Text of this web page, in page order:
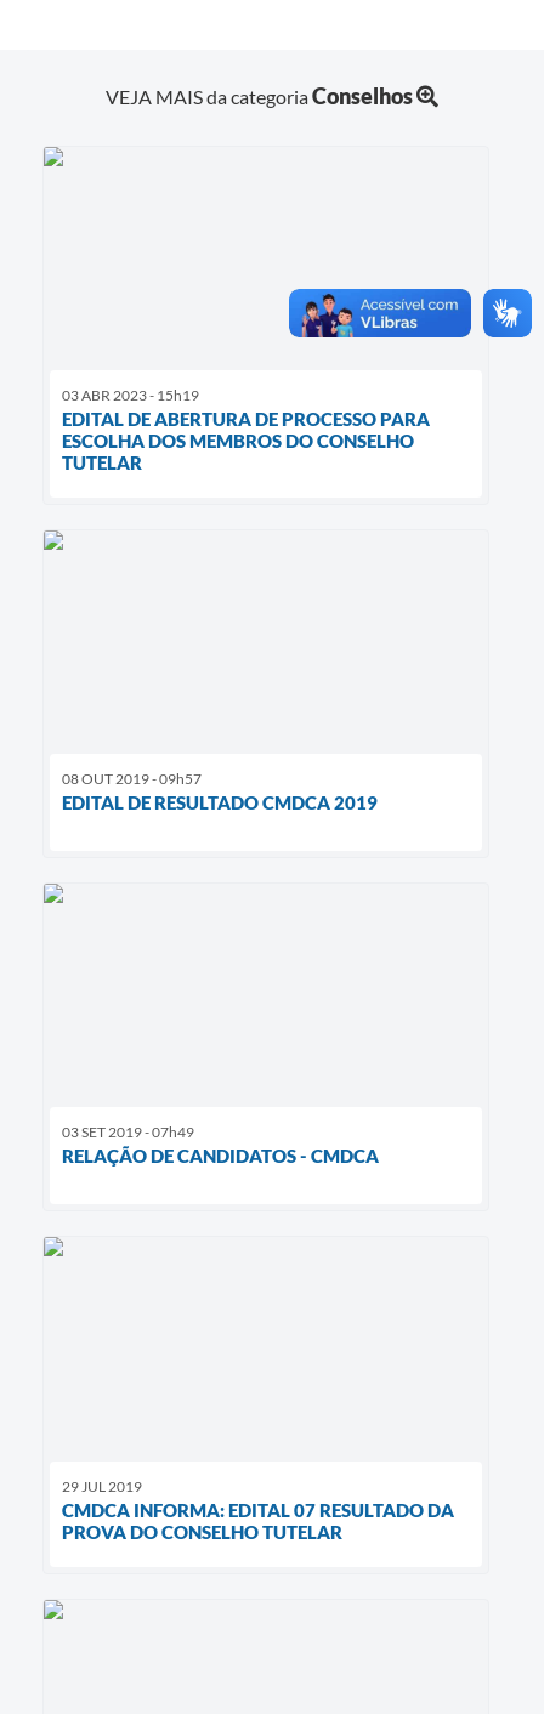
VEJA MAIS da categoriaConselhos
03 ABR 2023 - 15h19
EDITAL DE ABERTURA DE PROCESSO PARA
ESCOLHA DOS MEMBROS DO CONSELHO
TUTELAR
08 OUT 2019 - 09h57
EDITAL DE RESULTADO CMDCA 2019
03 SET 2019 - 07h49
RELAÇÃO DE CANDIDATOS - CMDCA
29 JUL 2019
CMDCA INFORMA: EDITAL 07 RESULTADO DA
PROVA DO CONSELHO TUTELAR